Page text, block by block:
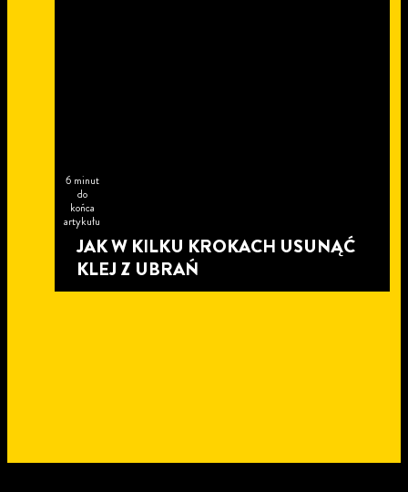
6 minut
do
końca
artykułu
JAK W KILKU KROKACH USUNĄĆ
KLEJ Z UBRAŃ